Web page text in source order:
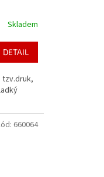
Skladem
DETAIL
tzv.druk,
660064